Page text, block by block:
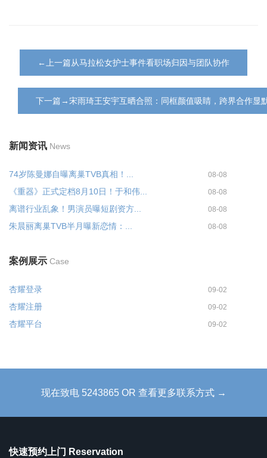
←上一篇从马拉松女护士事件看职场归因与团队协作
下一篇→宋雨琦王安宇互晒合照：同框颜值吸睛，跨界合作显
新闻资讯 News
74岁陈曼娜自曝离巢TVB真相！... 08-08
《重器》正式定档8月10日！于和伟... 08-08
离谱行业乱象！男演员曝短剧资方... 08-08
朱晨丽离巢TVB半月曝新恋情：... 08-08
案例展示 Case
杏耀登录 09-02
杏耀注册 09-02
杏耀平台 09-02
现在致电 5243865 OR 查看更多联系方式 →
快速预约上门 Reservation